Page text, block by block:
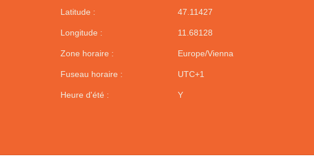
Latitude : 47.11427
Longitude : 11.68128
Zone horaire : Europe/Vienna
Fuseau horaire : UTC+1
Heure d'été : Y